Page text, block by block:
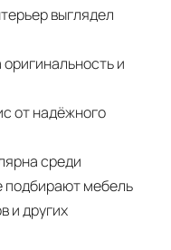
выглядел
и
от надёжного
среди
подбирают мебель
и других